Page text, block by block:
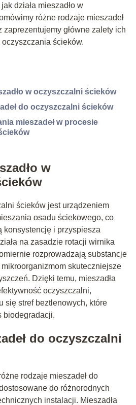
działa mieszadło w
różne rodzaje mieszadeł
zaprezentujemy główne zalety ich
ścieków.
w oczyszczalni ścieków
do oczyszczalni ścieków
mieszadeł w procesie
w
ścieków jest urządzeniem
osadu ściekowego, co
konsystencję i przyspiesza
na zasadzie rotacji wirnika
rozprowadzają substancje
skuteczniejsze
Dzięki temu, mieszadła
oczyszczalni,
się stref beztlenowych, które
biodegradacji.
do oczyszczalni
rodzaje mieszadeł do
do różnorodnych
instalacji. Mieszadła